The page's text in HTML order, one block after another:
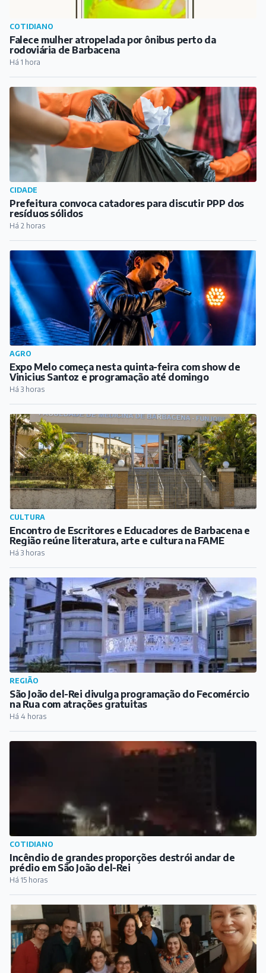
COTIDIANO
Falece mulher atropelada por ônibus perto da
rodoviária de Barbacena
Há 1 hora
CIDADE
Prefeitura convoca catadores para discutir PPP dos
resíduos sólidos
Há 2 horas
AGRO
Expo Melo começa nesta quinta-feira com show de
Vinicius Santoz e programação até domingo
Há 3 horas
CULTURA
Encontro de Escritores e Educadores de Barbacena e
Região reúne literatura, arte e cultura na FAME
Há 3 horas
REGIÃO
São João del-Rei divulga programação do Fecomércio
na Rua com atrações gratuitas
Há 4 horas
COTIDIANO
Incêndio de grandes proporções destrói andar de
prédio em São João del-Rei
Há 15 horas